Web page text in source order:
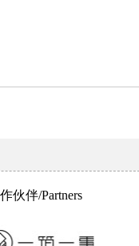
伙伴/Partners